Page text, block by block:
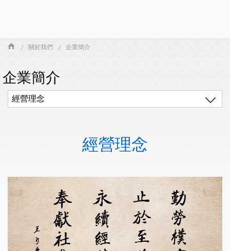
關於我們 企業簡介
企業簡介
經營理念
經營理念